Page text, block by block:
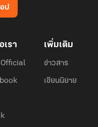
ป
เรา
Official
เพิ่มเติม
ข่าวสาร
เขียนนิยาย